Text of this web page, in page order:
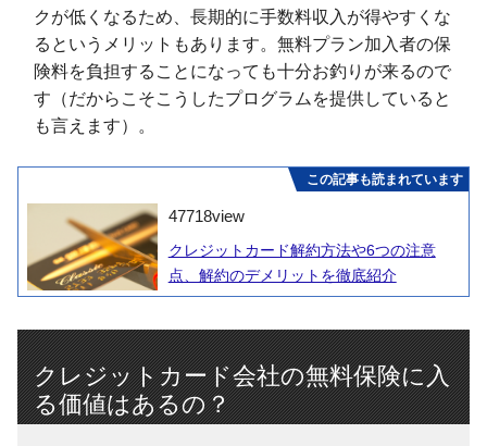
クが低くなるため、長期的に手数料収入が得やすくな
るというメリットもあります。無料プラン加入者の保
険料を負担することになっても十分お釣りが来るので
す（だからこそこうしたプログラムを提供していると
も言えます）。
この記事も読まれています
47718view
クレジットカード解約方法や6つの注意
点、解約のデメリットを徹底紹介
クレジットカード会社の無料保険に入
る価値はあるの？